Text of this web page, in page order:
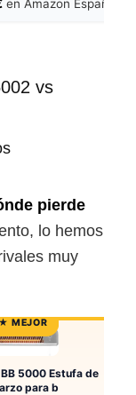
en Amazon España
vs
pierde
lo hemos
muy
5000 Estufa de
para b